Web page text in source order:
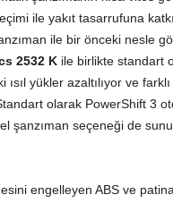
ile yakıt tasarrufuna
ile bir önceki nesle
2532 Kile birlikte standart
yükler azaltılıyor ve
olarak PowerShift 3
şanzıman seçeneği de
engelleyen ABS ve